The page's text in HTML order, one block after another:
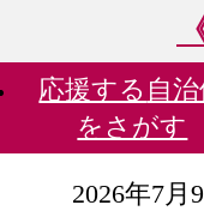
応援する 自
をさがす
2026年7月